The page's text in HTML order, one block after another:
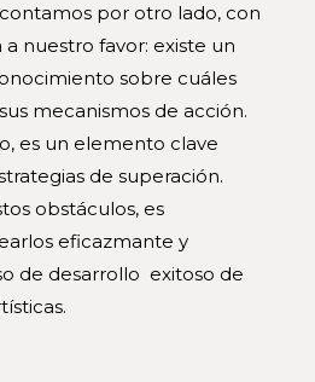
por otro lado, con
nuestro favor: existe un
sobre cuáles
mecanismos de acción.
es un elemento clave
de superación.
obstáculos, es
eficazmante y
de desarrollo exitoso de